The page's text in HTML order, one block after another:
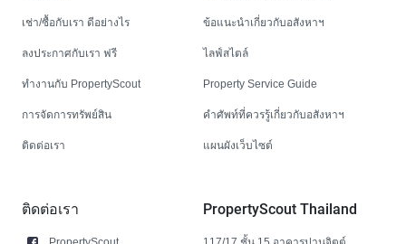
เช่า/ซื้อกับเรา ดีอย่างไร
ลงประกาศกับเรา ฟรี
ทำงานกับ PropertyScout
การจัดการทรัพย์สิน
ติดต่อเรา
ข้อแนะนำเกี่ยวกับอสังหาฯ
ไลฟ์สไตล์
Property Service Guide
คำศัพท์ที่ควรรู้เกี่ยวกับอสังหาฯ
แผนผังเว็บไซต์
ติดต่อเรา PropertyScout Thailand